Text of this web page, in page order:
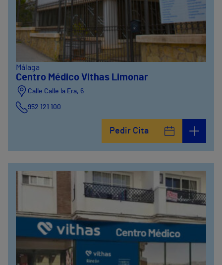
Málaga
Centro Médico Vithas Limonar
Calle Calle la Era, 6
952 121 100
Pedir Cita